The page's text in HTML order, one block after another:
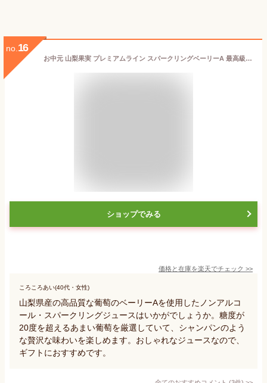
no. 16
お中元 山梨果実 プレミアムライン スパークリングベーリーA 最高級 ノンアルコール スパークリング ぶどうジュース アルコールフリー 500ml 父の日 母の日 内祝い ギフト 送料無料
ショップでみる
価格と在庫を楽天でチェック >>
ころころあい(40代・女性)
山梨県産の高品質な葡萄のベーリーAを使用したノンアルコ
ール・スパークリングジュースはいかがでしょうか。糖度が
20度を超えるあまい葡萄を厳選していて、シャンパンのよう
な贅沢な味わいを楽しめます。おしゃれなジュースなので、
ギフトにおすすめです。